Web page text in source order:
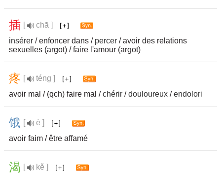
插 [
chā ]
insérer / enfoncer dans / percer / avoir des relations
sexuelles (argot) / faire l'amour (argot)
疼 [
téng ]
avoir mal / (qch) faire mal /chérir /douloureux /endolori
饿 [
è ]
avoir faim / être affamé
渴 [
kě ]